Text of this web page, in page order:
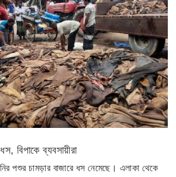
বিপাকে ব্যবসায়ীরা
পশুর চামড়ার বাজারে ধস নেমেছে। এলাকা থেকে